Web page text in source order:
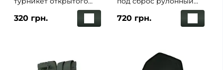
типа с креплениями
для тактических
ножниц и маркера
320 грн.
35x25 KIBORG XL Khaki
720 грн.